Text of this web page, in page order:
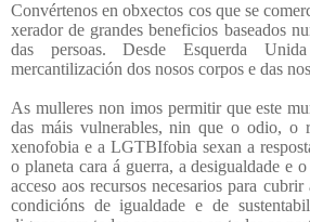
Convértenos en obxectos cos que se
xerador de grandes beneficios baseados
das persoas. Desde Esquerda
mercantilización dos nosos corpos e das
As mulleres non imos permitir que este
das máis vulnerables, nin que o odio, o
xenofobia e a LGTBIfobia sexan a
o planeta cara á guerra, a desigualdade e
acceso aos recursos necesarios para cubrir
condicións de igualdade e de